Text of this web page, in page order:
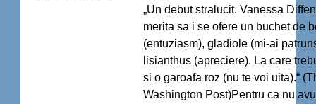
„Un debut stralucit. Vanessa
merita sa i se ofere un buchet de
(entuziasm), gladiole (mi-ai
lisianthus (apreciere). La care
si o garoafa roz (nu te voi uita).“
Washington Post)Pentru ca nu